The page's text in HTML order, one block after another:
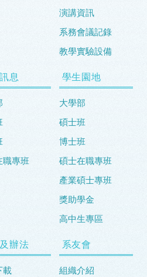
演講資訊
系務會議記錄
教學實驗設備
息
職專班
學生園地
大學部
碩士班
博士班
碩士在職專班
產業碩士專班
獎助學金
高中生專區
辦法
載
系友會
組織介紹